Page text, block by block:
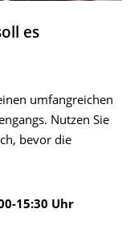
es
umfangreichen
Nutzen Sie
bevor die
15:30 Uhr